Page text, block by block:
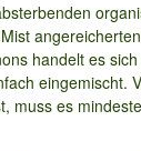
handelt es
eingemischt.
es